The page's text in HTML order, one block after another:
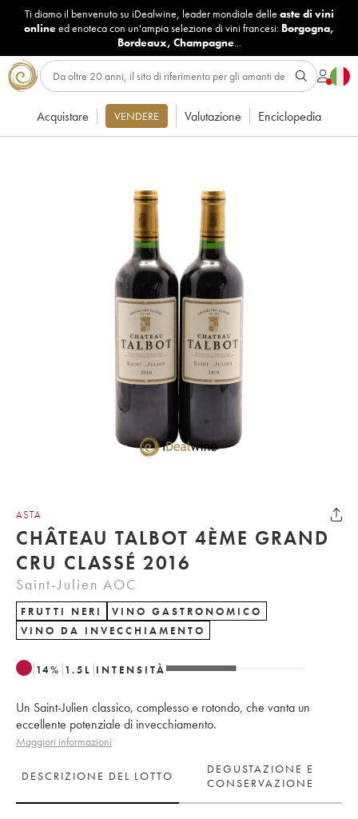
Ti diamo il benvenuto su iDealwine, leader mondiale delle aste di vini
onlineed enoteca con un'ampia selezione di vini francesi: Borgogna,
Bordeaux, Champagne...
Acquistare VENDERE Valutazione Enciclopedia
ASTA
CHÂTEAU TALBOT 4ÈME GRAND
CRU CLASSÉ 2016
Saint-Julien AOC
FRUTTI NERI
VINO GASTRONOMICO
VINO DA INVECCHIAMENTO
14% 1.5 L INTENSITÀ
Un Saint-Julien classico, complesso e rotondo, che vanta un
eccellente potenziale di invecchiamento.
Maggiori informazioni
DESCRIZIONE DEL LOTTO
DEGUSTAZIONE E
CONSERVAZIONE